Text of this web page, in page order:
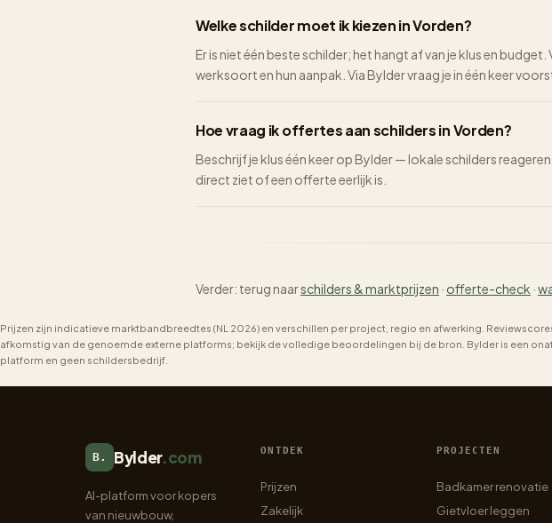
Welke schilder moet ik kiezen in Vorden?
Er is niet één beste schilder; het hangt af van je klus en
werksoort en hun aanpak. Via Bylder vraag je in één keer
Hoe vraag ik offertes aan schilders in Vorden?
Beschrijf je klus één keer op Bylder — lokale schilders
direct ziet of een offerte eerlijk is.
Verder: terug naarschilders & marktprijzen · offerte-check ·
Prijzen zijn indicatieve marktbandbreedtes (NL 2026) en verschillen per project, regio en afwerking.
afkomstig van de genoemde externe platforms; bekijk de volledige beoordelingen bij de bron. Bylder is een
platform en geen schildersbedrijf.
B. Bylder.com
AI-platform voor kopers
van nieuwbouw,
ONTDEK
Prijzen
Zakelijk
PROJECTEN
Badkamer renovatie
Gietvloer leggen